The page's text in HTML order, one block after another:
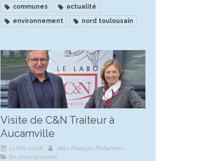
communes
actualité
environnement
nord toulousain
Visite de C&N Traiteur à
Aucamville
13 Fév 2026
Jean François Portarrieu
En circonscription